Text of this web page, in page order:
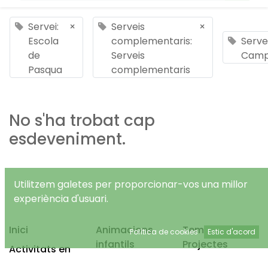
Servei:
Escola
de
Pasqua
×
Serveis
complementaris:
Serveis
complementaris
×
No s'ha trobat cap
esdeveniment.
Inici
Activitats en
Animacions
infantils
Temps Lliure
Projectes
Utilitzem galetes per proporcionar-vos una millor
experiència d'usuari.
Política de cookies Estic d'acord